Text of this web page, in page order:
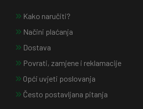
Kako naručiti?
Načini plaćanja
Dostava
Povrati, zamjene i reklamacije
Opći uvjeti poslovanja
Često postavljana pitanja